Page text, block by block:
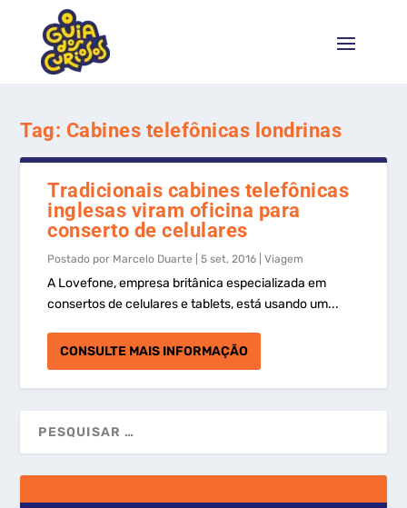
Tag: Cabines telefônicas londrinas
Tradicionais cabines telefônicas
inglesas viram oficina para
conserto de celulares
Postado por Marcelo Duarte |5 set, 2016 |Viagem
A Lovefone, empresa britânica especializada em
consertos de celulares e tablets, está usando um...
CONSULTE MAIS INFORMAÇÃO